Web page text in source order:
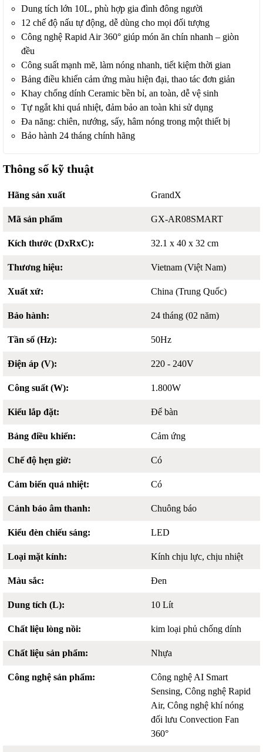
Dung tích lớn 10L, phù hợp gia đình đông người
12 chế độ nấu tự động, dễ dùng cho mọi đối tượng
Công nghệ Rapid Air 360° giúp món ăn chín nhanh – giòn
đều
Công suất mạnh mẽ, làm nóng nhanh, tiết kiệm thời gian
Bảng điều khiển cảm ứng màu hiện đại, thao tác đơn giản
Khay chống dính Ceramic bền bỉ, an toàn, dễ vệ sinh
Tự ngắt khi quá nhiệt, đảm bảo an toàn khi sử dụng
Đa năng: chiên, nướng, sấy, hâm nóng trong một thiết bị
Bảo hành 24 tháng chính hãng
Thông số kỹ thuật
Hãng sản xuất GrandX
Mã sản phẩm GX-AR08SMART
Kích thước (DxRxC): 32.1 x 40 x 32 cm
Thương hiệu: Vietnam (Việt Nam)
Xuất xứ: China (Trung Quốc)
Bảo hành: 24 tháng (02 năm)
Tần số (Hz): 50Hz
Điện áp (V): 220 - 240V
Công suất (W): 1.800W
Kiểu lắp đặt: Để bàn
Bảng điều khiển: Cảm ứng
Chế độ hẹn giờ: Có
Cảm biến quá nhiệt: Có
Cảnh báo âm thanh: Chuông báo
Kiểu đèn chiếu sáng: LED
Loại mặt kính: Kính chịu lực, chịu nhiệt
Màu sắc: Đen
Dung tích (L): 10 Lít
Chất liệu lòng nồi: kim loại phủ chống dính
Chất liệu sản phẩm: Nhựa
Công nghệ sản phẩm:
Công nghệ AI Smart
Sensing, Công nghệ Rapid
Air, Công nghệ khí nóng
đối lưu Convection Fan
360°